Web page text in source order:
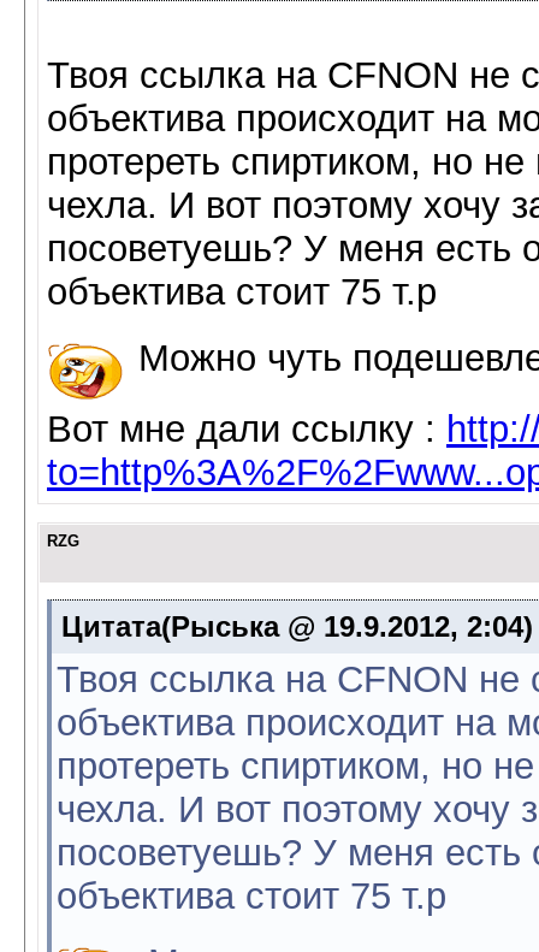
Твоя ссылка на CFNON не
объектива происходит на
протереть спиртиком, но
чехла. И вот поэтому хочу
посоветуешь? У меня есть
объектива стоит 75 т.р
Можно чуть
Вот мне дали ссылку :
RZG
Цитата(Рыська @ 19.9.2012,
Твоя ссылка на CFNON не
объектива происходит на
протереть спиртиком, но
чехла. И вот поэтому хочу
посоветуешь? У меня
объектива стоит 75 т.р